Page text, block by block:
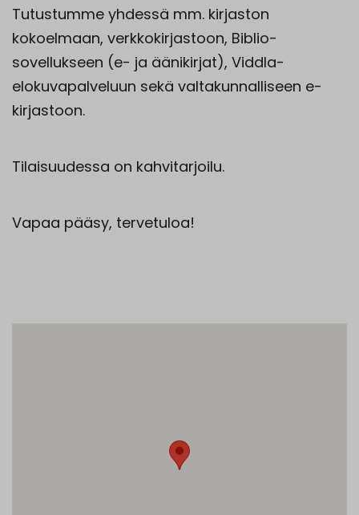
Tutustumme yhdessä mm. kirjaston
kokoelmaan, verkkokirjastoon, Biblio-
sovellukseen (e- ja äänikirjat), Viddla-
elokuvapalveluun sekä valtakunnalliseen e-
kirjastoon.
Tilaisuudessa on kahvitarjoilu.
Vapaa pääsy, tervetuloa!